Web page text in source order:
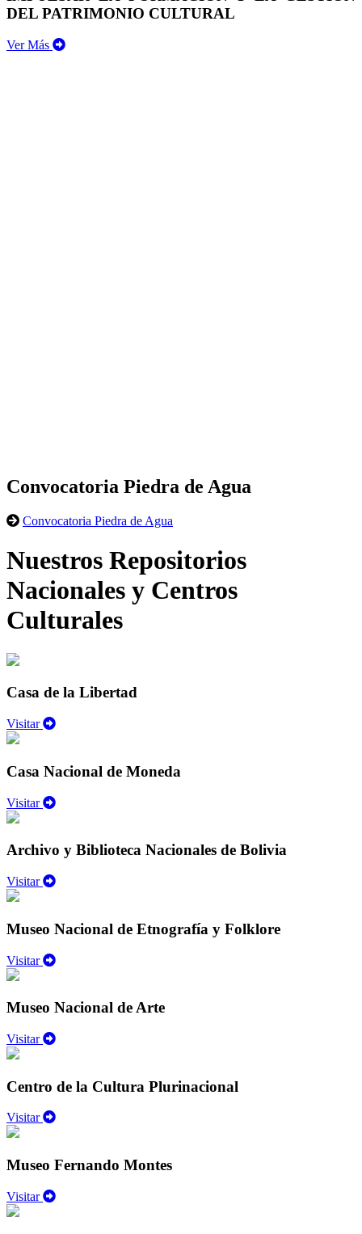
DEL PATRIMONIO CULTURAL
Ver Más
Convocatoria Piedra de Agua
Convocatoria Piedra de Agua
Nuestros Repositorios
Nacionales y Centros
Culturales
Casa de la Libertad
Visitar
Casa Nacional de Moneda
Visitar
Archivo y Biblioteca Nacionales de Bolivia
Visitar
Museo Nacional de Etnografía y Folklore
Visitar
Museo Nacional de Arte
Visitar
Centro de la Cultura Plurinacional
Visitar
Museo Fernando Montes
Visitar